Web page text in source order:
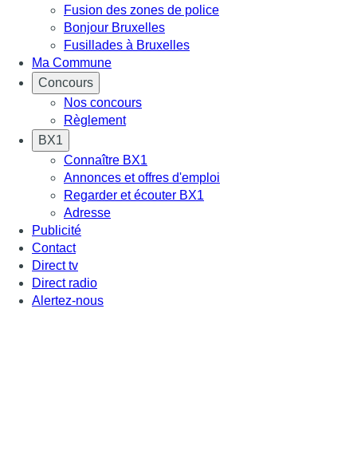
Fusion des zones de police
Bonjour Bruxelles
Fusillades à Bruxelles
Ma Commune
Concours
Nos concours
Règlement
BX1
Connaître BX1
Annonces et offres d'emploi
Regarder et écouter BX1
Adresse
Publicité
Contact
Direct tv
Direct radio
Alertez-nous